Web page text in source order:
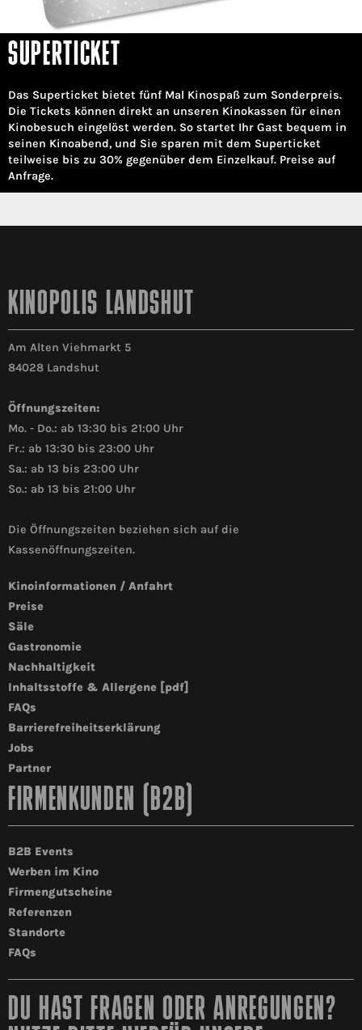
SUPERTICKET
Das Superticket bietet fünf Mal Kinospaß zum Sonderpreis.
Die Tickets können direkt an unseren Kinokassen für einen
Kinobesuch eingelöst werden. So startet Ihr Gast bequem in
seinen Kinoabend, und Sie sparen mit dem Superticket
teilweise bis zu 30% gegenüber dem Einzelkauf. Preise auf
Anfrage.
KINOPOLIS LANDSHUT
Am Alten Viehmarkt 5
84028 Landshut
Öffnungszeiten:
Mo. - Do.: ab 13:30 bis 21:00 Uhr
Fr.: ab 13:30 bis 23:00 Uhr
Sa.: ab 13 bis 23:00 Uhr
So.: ab 13 bis 21:00 Uhr
Die Öffnungszeiten beziehen sich auf die
Kassenöffnungszeiten.
Kinoinformationen / Anfahrt
Preise
Säle
Gastronomie
Nachhaltigkeit
Inhaltsstoffe & Allergene [pdf]
FAQs
Barrierefreiheitserklärung
Jobs
Partner
FIRMENKUNDEN (B2B)
B2B Events
Werben im Kino
Firmengutscheine
Referenzen
Standorte
FAQs
DU HAST FRAGEN ODER ANREGUNGEN?